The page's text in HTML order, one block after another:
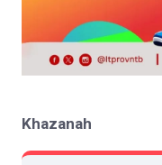
Khazanah